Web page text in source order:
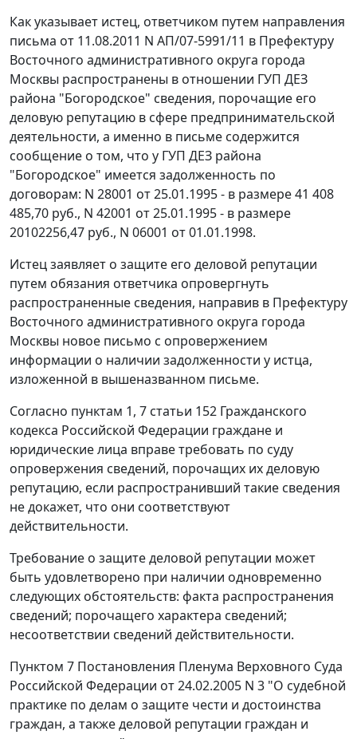
Как указывает истец, ответчиком путем направления
письма от 11.08.2011 N АП/07-5991/11 в Префектуру
Восточного административного округа города
Москвы распространены в отношении ГУП ДЕЗ
района "Богородское" сведения, порочащие его
деловую репутацию в сфере предпринимательской
деятельности, а именно в письме содержится
сообщение о том, что у ГУП ДЕЗ района
"Богородское" имеется задолженность по
договорам: N 28001 от 25.01.1995 - в размере 41 408
485,70 руб., N 42001 от 25.01.1995 - в размере
20102256,47 руб., N 06001 от 01.01.1998.
Истец заявляет о защите его деловой репутации
путем обязания ответчика опровергнуть
распространенные сведения, направив в Префектуру
Восточного административного округа города
Москвы новое письмо с опровержением
информации о наличии задолженности у истца,
изложенной в вышеназванном письме.
Согласно пунктам 1, 7 статьи 152 Гражданского
кодекса Российской Федерации граждане и
юридические лица вправе требовать по суду
опровержения сведений, порочащих их деловую
репутацию, если распространивший такие сведения
не докажет, что они соответствуют
действительности.
Требование о защите деловой репутации может
быть удовлетворено при наличии одновременно
следующих обстоятельств: факта распространения
сведений; порочащего характера сведений;
несоответствии сведений действительности.
Пунктом 7 Постановления Пленума Верховного Суда
Российской Федерации от 24.02.2005 N 3 "О судебной
практике по делам о защите чести и достоинства
граждан, а также деловой репутации граждан и